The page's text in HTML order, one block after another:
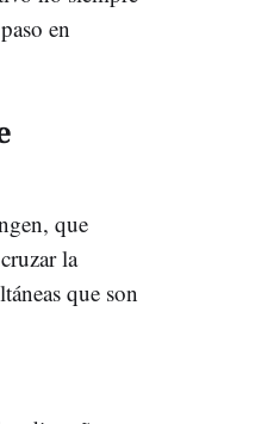
en
que
la
que son